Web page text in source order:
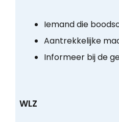
Iemand die
Aantrekkelijke
Informeer bij de
WLZ